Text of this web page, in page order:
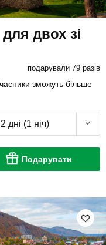
двох зі
подарували 79 разів
зможуть більше
2 дні (1 ніч)
Подарувати